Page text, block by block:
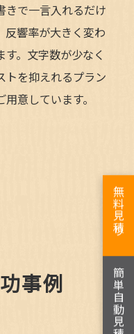
きで一言入れるだけ
反響率が大きく変わ
す。文字数が少なく
トを抑えれるプラン
用意しています。
事例
無料見積り
簡単自動見積り